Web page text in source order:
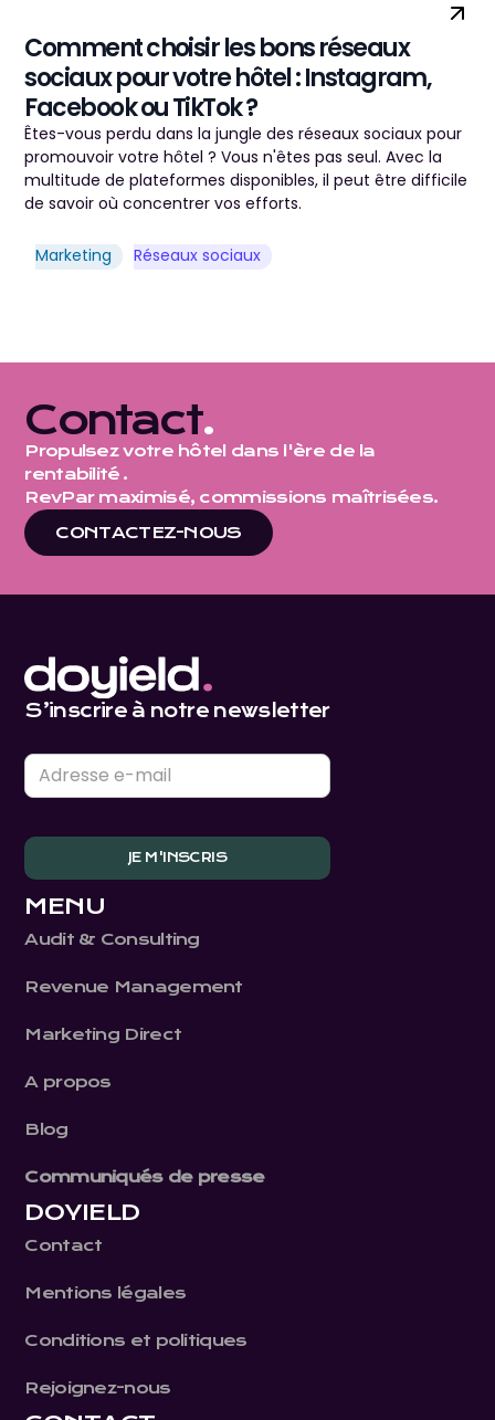
Comment choisir les bons réseaux
sociaux pour votre hôtel : Instagram,
Facebook ou TikTok ?
Êtes-vous perdu dans la jungle des réseaux sociaux pour
promouvoir votre hôtel ? Vous n'êtes pas seul. Avec la
multitude de plateformes disponibles, il peut être difficile
de savoir où concentrer vos efforts.
Marketing Réseaux sociaux
Contact.
Propulsez votre hôtel dans l'ère de la
rentabilité .
RevPar maximisé, commissions maîtrisées.
CONTACTEZ-NOUS
S’inscrire à notre newsletter
MENU
Audit & Consulting
Revenue Management
Marketing Direct
A propos
Blog
Communiqués de presse
DOYIELD
Contact
Mentions légales
Conditions et politiques
Rejoignez-nous